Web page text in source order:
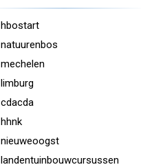
hbostart
natuurenbos
mechelen
limburg
cdacda
hhnk
nieuweoogst
landentuinbouwcursussen